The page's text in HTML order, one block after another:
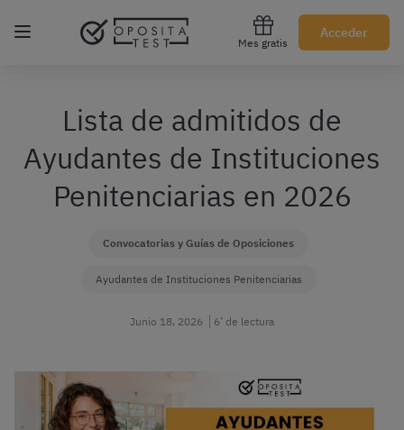
Mes gratis
Acceder
Regístrate gratis
Lista de admitidos de
Ayudantes de Instituciones
Penitenciarias en 2026
Convocatorias y Guías de Oposiciones
Ayudantes de Instituciones Penitenciarias
Junio 18, 2026 6’ de lectura